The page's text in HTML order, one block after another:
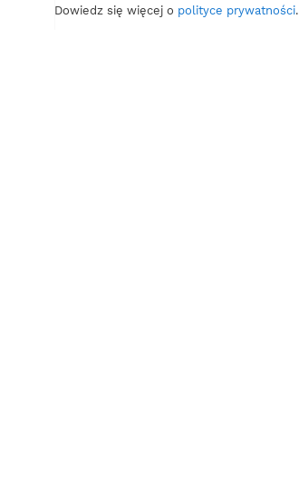
Dowiedz się więcej o polityce prywatności.